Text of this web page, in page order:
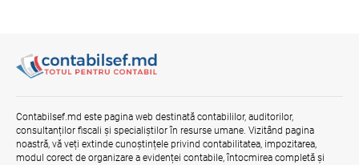
07.08.2026
Gala Financiară 2026 – solicitare de
nominalizare a candidaților
03.08.2026 Ministerul Finanțelor
Contabilsef.md este pagina web destinată contabililor, auditorilor,
consultanților fiscali și specialiștilor în resurse umane. Vizitând pagina
noastră, vă veți extinde cunoștințele privind contabilitatea, impozitarea,
modul corect de organizare a evidenței contabile, întocmirea completă și